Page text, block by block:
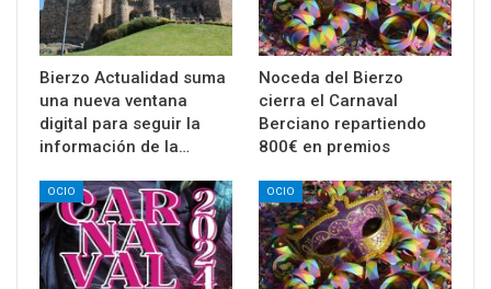
Bierzo Actualidad suma
una nueva ventana
digital para seguir la
información de la…
Noceda del Bierzo
cierra el Carnaval
Berciano repartiendo
800€ en premios
OCIO OCIO